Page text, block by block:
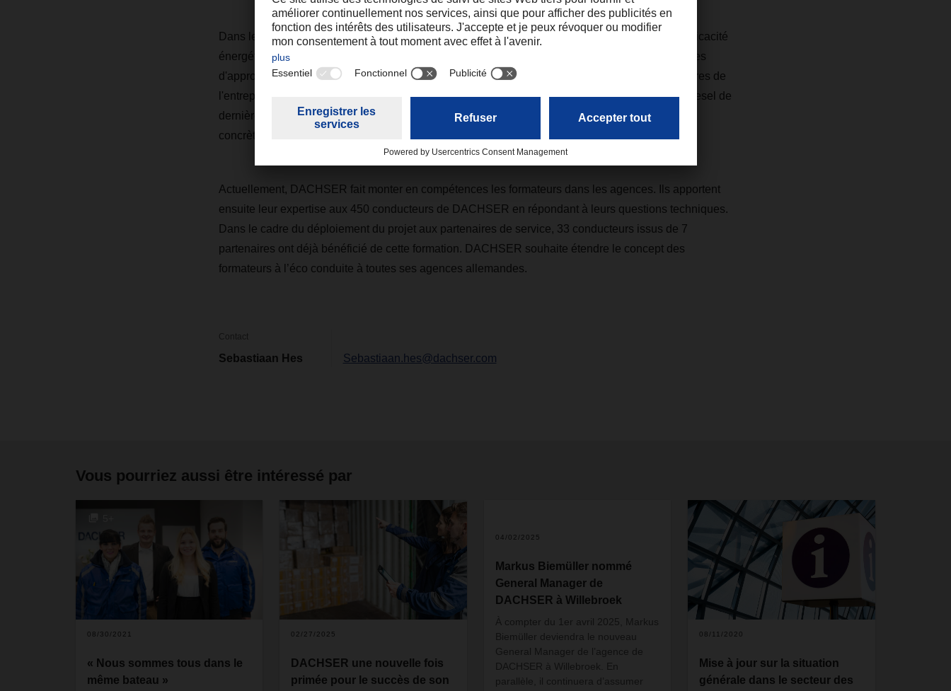
Dans le cadre de sa stratégie de protection du climat, DACHSER mise sur l’amélioration de l'efficacité
énergétique et des processus, ainsi que sur la recherche et l'innovation afin de rendre les chaînes
d'approvisionnement plus durables. A cela s'ajoute une dimension sociale dépassant les frontières de
l'entreprise et de son activité principale. Une flotte moderne de véhicules équipés de moteurs diesel de
dernière génération ainsi que l'utilisation de véhicules sans émissions font partie des mesures
concrètes, tout comme l’optimisation de la conduite en vue d’améliorer l'efficacité énergétique.
Actuellement, DACHSER fait monter en compétences les formateurs dans les agences. Ils apportent
ensuite leur expertise aux 450 conducteurs de DACHSER en répondant à leurs questions techniques.
Dans le cadre du déploiement du projet aux partenaires de service, 33 conducteurs issus de 7
partenaires ont déjà bénéficié de cette formation. DACHSER souhaite étendre le concept des
formateurs à l’éco conduite à toutes ses agences allemandes.
Contact
Sebastiaan Hes Sebastiaan.hes@dachser.com
Vous pourriez aussi être intéressé par
08/30/2021
« Nous sommes tous dans le
même bateau »
02/27/2025
DACHSER une nouvelle fois
primée pour le succès de son
04/02/2025
Markus Biemüller nommé
General Manager de
DACHSER à Willebroek
À compter du 1er avril 2025, Markus
Biemüller deviendra le nouveau
General Manager de l’agence de
DACHSER à Willebroek. En
parallèle, il continuera d’assumer
08/11/2020
Mise à jour sur la situation
générale dans le secteur des